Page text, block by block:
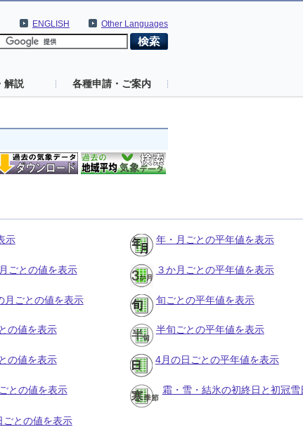
Other Languages
ENGLISH
解説 各種申請・ご案内
示 年・月ごとの平年値を表示
ごとの値を表示 ３か月ごとの平年値を表示
月ごとの値を表示 旬ごとの平年値を表示
の値を表示 半旬ごとの平年値を表示
の値を表示 4月の日ごとの平年値を表示
との値を表示 霜・雪・結氷の初終日と初冠
ごとの値を表示